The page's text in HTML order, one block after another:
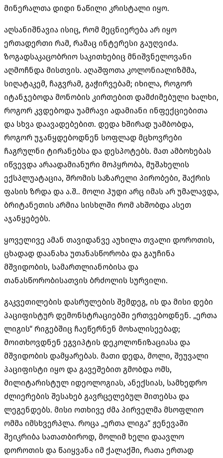
მინერალთა დიდი ნაწილი კრისტალი იყო.
აღსანიშნავია ისიც, რომ მეცნიერება არ იყო
ერთადერთი რამ, რამაც ინტერესი გაუღვიძა.
ზოგადსაკაცობრიო საკითხებიც მნიშვნელოვანი
აღმოჩნდა მისთვის. აღაშფოთა კოლონიალიზმმა,
სიღატაკემ, ჩაგვრამ, გაჭირვებამ; იხილა, როგორ
იტანჯებოდა მონობის კირთებით დამძიმებული ხალხი,
როგორ კვდებოდა უამრავი ადამიანი ინფექციებითა
და სხვა დაავადებებით. დედა ხშირად უამბობდა,
როგორ უჯანყდებოდნენ სოფლად მცხოვრები
ჩაგრულნი ტირანებსა და დესპოტებს. მათ ამბოხებას
იწვევდა არაადამიანური მოპყრობა, მუშახელის
ექსპლუატაცია, შრომის საზარელი პირობები, შაქრის
ფასის ზრდა და ა.შ.. მოლი ჰუდი არც იმას არ უმალავდა,
ბრიტანეთის არმია სისხლში რომ ახშობდა ასეთ
აჯანყებებს.
ყოველივე ამან თავიდანვე აუხილა თვალი დოროთის,
ცხადად დაანახა უთანასწორობა და გაუჩინა
მშვიდობის, სამართლიანობისა და
თანასწორობისათვის ბრძოლის სურვილი.
გაკვეთილების დასრულების შემდეგ, ის და მისი დები
პაციფისტურ დემონსტრაციებში ერთვებოდნენ. „ერთა
ლიგის“ რიგებშიც ჩაეწერნენ მოხალისეებად;
მოითხოვდნენ ეგვიპტის დეკოლონიზაციასა და
მშვიდობის დამყარებას. მათი დედა, მოლი, შეუვალი
პაციფისტი იყო და გავეშებით გმობდა ომს,
მილიტარისტულ იდეოლოგიას, ანექსიას, სამხედრო
ძლიერების შესახებ გავრცელებულ მითებსა და
ლეგენდებს. მისი ოთხივე ძმა პირველმა მსოფლიო
ომმა იმსხვერპლა. როცა „ერთა ლიგა“ ჟენევაში
შეიკრიბა სათათბიროდ, მოლიმ ხელი დაავლო
დოროთის და წაიყვანა იმ ქალაქში, რათა ერთად